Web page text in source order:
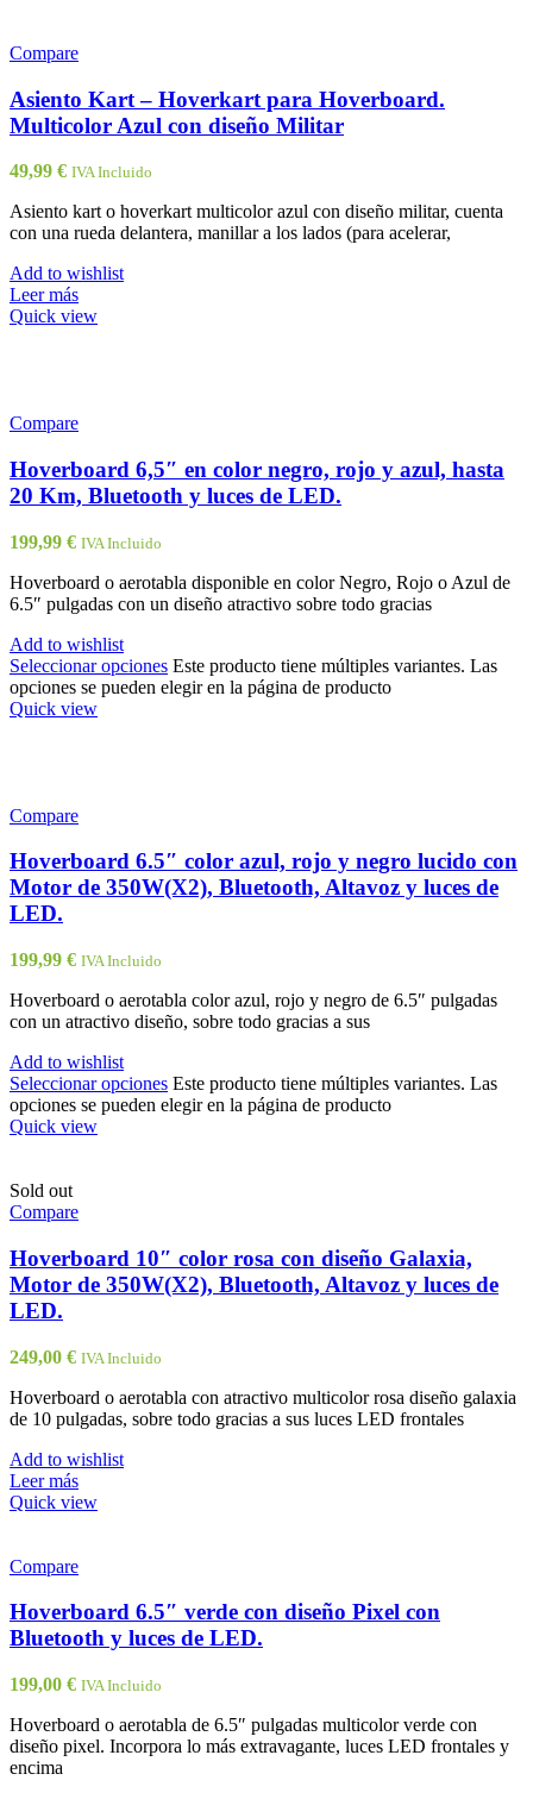
Compare
Asiento Kart – Hoverkart para Hoverboard.
Multicolor Azul con diseño Militar
49,99 € IVA Incluido
Asiento kart o hoverkart multicolor azul con diseño militar, cuenta
con una rueda delantera, manillar a los lados (para acelerar,
Add to wishlist
Leer más
Quick view
Compare
Hoverboard 6,5″ en color negro, rojo y azul, hasta
20 Km, Bluetooth y luces de LED.
199,99 € IVA Incluido
Hoverboard o aerotabla disponible en color Negro, Rojo o Azul de
6.5″ pulgadas con un diseño atractivo sobre todo gracias
Add to wishlist
Seleccionar opciones Este producto tiene múltiples variantes. Las
opciones se pueden elegir en la página de producto
Quick view
Compare
Hoverboard 6.5″ color azul, rojo y negro lucido con
Motor de 350W(X2), Bluetooth, Altavoz y luces de
LED.
199,99 € IVA Incluido
Hoverboard o aerotabla color azul, rojo y negro de 6.5″ pulgadas
con un atractivo diseño, sobre todo gracias a sus
Add to wishlist
Seleccionar opciones Este producto tiene múltiples variantes. Las
opciones se pueden elegir en la página de producto
Quick view
Sold out
Compare
Hoverboard 10″ color rosa con diseño Galaxia,
Motor de 350W(X2), Bluetooth, Altavoz y luces de
LED.
249,00 € IVA Incluido
Hoverboard o aerotabla con atractivo multicolor rosa diseño galaxia
de 10 pulgadas, sobre todo gracias a sus luces LED frontales
Add to wishlist
Leer más
Quick view
Compare
Hoverboard 6.5″ verde con diseño Pixel con
Bluetooth y luces de LED.
199,00 € IVA Incluido
Hoverboard o aerotabla de 6.5″ pulgadas multicolor verde con
diseño pixel. Incorpora lo más extravagante, luces LED frontales y
encima